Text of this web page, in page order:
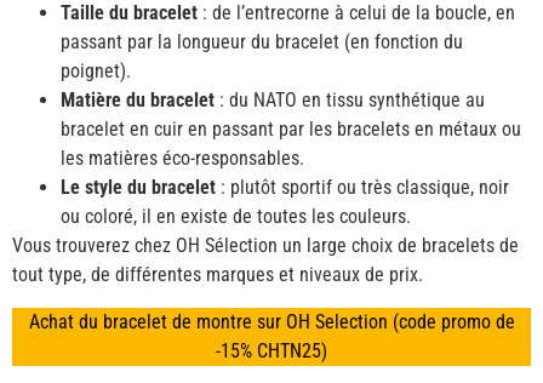
Taille du bracelet : de l’entrecorne à celui de la boucle, en
passant par la longueur du bracelet (en fonction du
poignet).
Matière du bracelet : du NATO en tissu synthétique au
bracelet en cuir en passant par les bracelets en métaux ou
les matières éco-responsables.
Le style du bracelet : plutôt sportif ou très classique, noir
ou coloré, il en existe de toutes les couleurs.
Vous trouverez chez OH Sélection un large choix de bracelets de
tout type, de différentes marques et niveaux de prix.
Achat du bracelet de montre sur OH Selection (code promo de
-15% CHTN25)